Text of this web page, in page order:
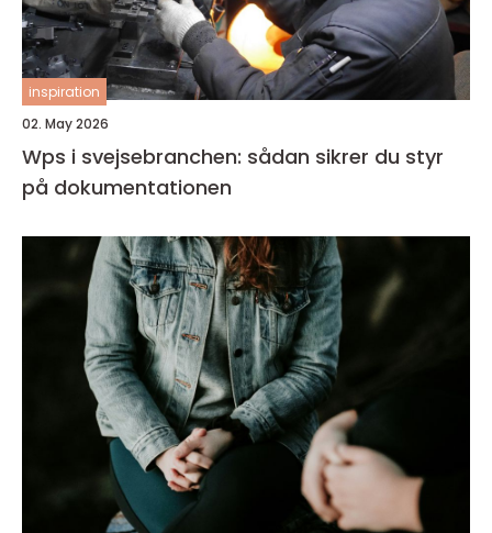
inspiration
02. May 2026
Wps i svejsebranchen: sådan sikrer du styr
på dokumentationen